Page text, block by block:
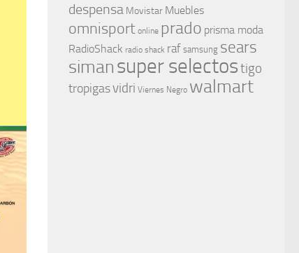
despensa Movistar Muebles
omnisport online prado prisma moda
RadioShack radio shack raf samsung sears
simansuper selectostigo
tropigasvidri Viernes Negro walmart